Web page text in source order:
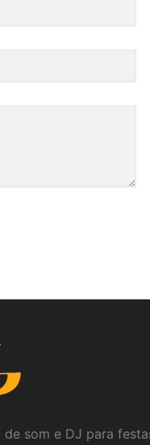
som e DJ para